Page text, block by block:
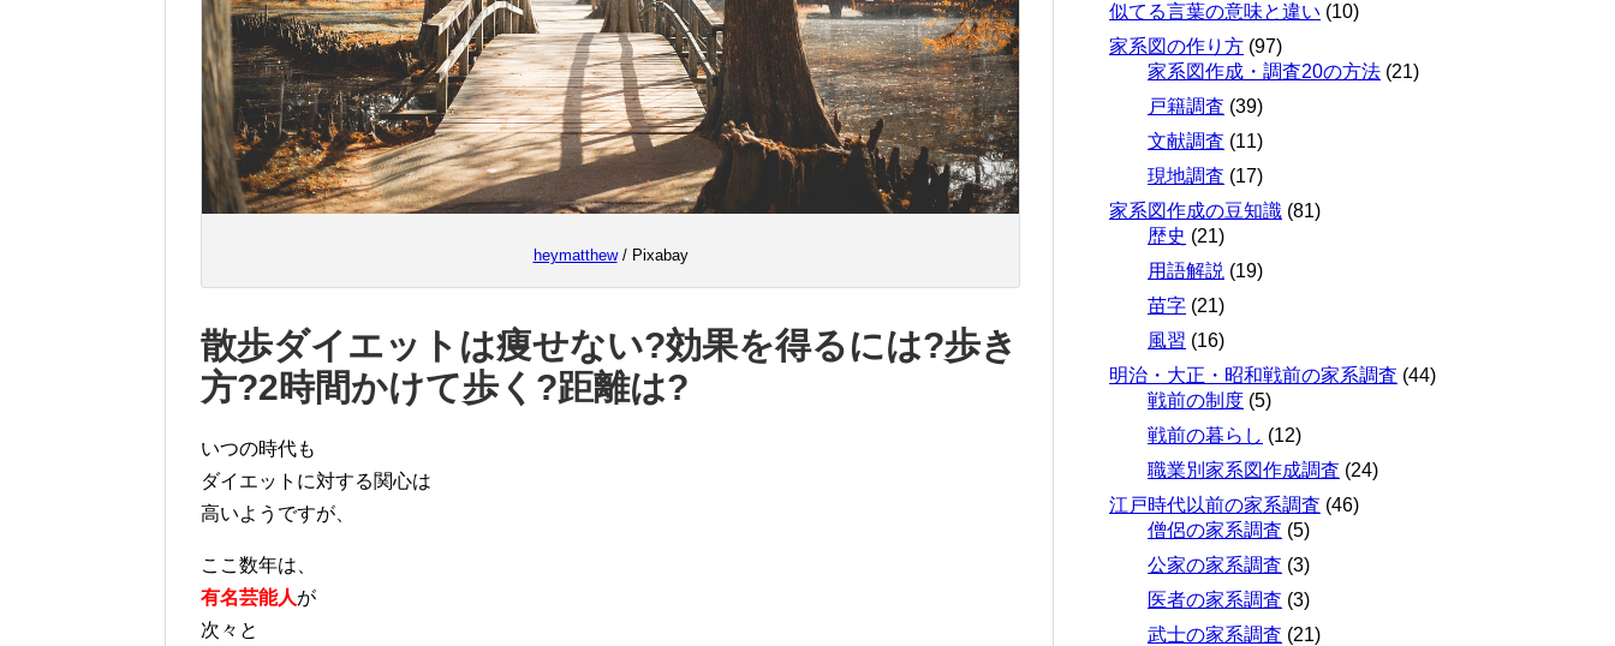
heymatthew/ Pixabay
散歩ダイエットは痩せない?効果を得るには?歩き
方?2時間かけて歩く?距離は?
いつの時代も
ダイエットに対する関心は
高いようですが、
ここ数年は、
有名芸能人が
次々と
似てる言葉の意味と違い (10)
家系図の作り方 (97)
家系図作成・調査20の方法 (21)
戸籍調査 (39)
文献調査 (11)
現地調査 (17)
家系図作成の豆知識 (81)
歴史 (21)
用語解説 (19)
苗字 (21)
風習 (16)
明治・大正・昭和戦前の家系調査 (44)
戦前の制度 (5)
戦前の暮らし (12)
職業別家系図作成調査 (24)
江戸時代以前の家系調査 (46)
僧侶の家系調査 (5)
公家の家系調査 (3)
医者の家系調査 (3)
武士の家系調査 (21)